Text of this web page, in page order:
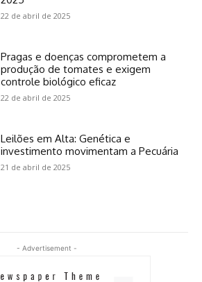
22 de abril de 2025
Pragas e doenças comprometem a
produção de tomates e exigem
controle biológico eficaz
22 de abril de 2025
Leilões em Alta: Genética e
investimento movimentam a Pecuária
21 de abril de 2025
- Advertisement -